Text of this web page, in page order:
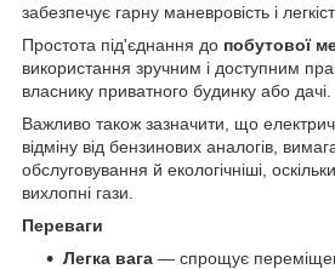
забезпечує гарну маневровість і
Простота під'єднання до побутової
використання зручним і доступним
власнику приватного будинку або дачі.
Важливо також зазначити, що
відміну від бензинових аналогів,
обслуговування й екологічніші,
вихлопні гази.
Переваги
Легка вага — спрощує